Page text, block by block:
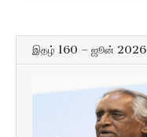
இதழ் 160 – ஜூன் 2026